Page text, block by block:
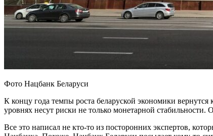
Фото Нацбанк Беларуси
К концу года темпы роста беларуской экономики
уровнях несут риски не только монетарной стабильности.
Все это написал не кто-то из посторонних экспертов,